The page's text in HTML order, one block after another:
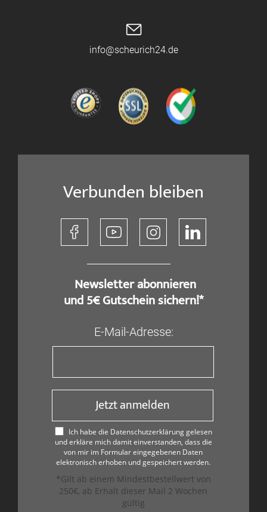
info@scheurich24.de
Verbunden bleiben
​ Newsletter abonnieren
und 5€ Gutschein sichern!*
E-Mail-Adresse:
Jetzt anmelden
Ich habe die Datenschutzerklärung gelesen
und erkläre mich damit einverstanden, dass die
von mir im Formular eingegebenen Daten
elektronisch erhoben und gespeichert werden.
*Gilt ab einem Mindestbestellwert von
250€, ab Erhalt dieser Mail 2 Wochen
gültig